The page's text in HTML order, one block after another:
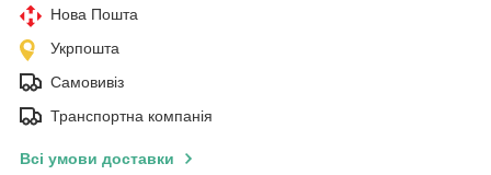
Нова Пошта
Укрпошта
Самовивіз
Транспортна компанія
Всі умови доставки